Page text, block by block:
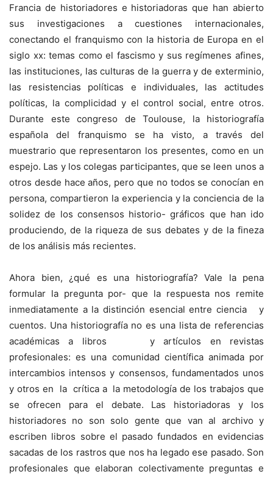
Francia de historiadores e historiadoras que han abierto
sus investigaciones a cuestiones internacionales,
conectando el franquismo con la historia de Europa en el
siglo xx: temas como el fascismo y sus regímenes afines,
las instituciones, las culturas de la guerra y de exterminio,
las resistencias políticas e individuales, las actitudes
políticas, la complicidad y el control social, entre otros.
Durante este congreso de Toulouse, la historiografía
española del franquismo se ha visto, a través del
muestrario que representaron los presentes, como en un
espejo. Las y los colegas participantes, que se leen unos a
otros desde hace años, pero que no todos se conocían en
persona, compartieron la experiencia y la conciencia de la
solidez de los consensos historio- gráficos que han ido
produciendo, de la riqueza de sus debates y de la fineza
de los análisis más recientes.
Ahora bien, ¿qué es una historiografía? Vale la pena
formular la pregunta por- que la respuesta nos remite
inmediatamente a la distinción esencial entre ciencia y
cuentos. Una historiografía no es una lista de referencias
académicas a libros y artículos en revistas
profesionales: es una comunidad científica animada por
intercambios intensos y consensos, fundamentados unos
y otros en la crítica a la metodología de los trabajos que
se ofrecen para el debate. Las historiadoras y los
historiadores no son solo gente que van al archivo y
escriben libros sobre el pasado fundados en evidencias
sacadas de los rastros que nos ha legado ese pasado. Son
profesionales que elaboran colectivamente preguntas e